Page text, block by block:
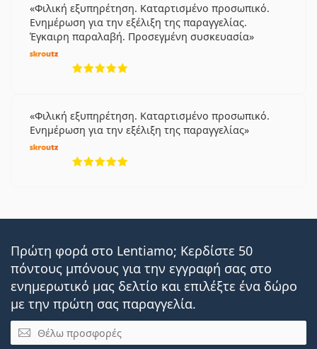
Φιλική εξυπηρέτηση. Καταρτισμένο προσωπικό.
Ενημέρωση για την εξέλιξη της παραγγελίας.
Έγκαιρη παραλαβή. Προσεγμένη συσκευασία
Φιλική εξυπηρέτηση. Καταρτισμένο προσωπικό.
Ενημέρωση για την εξέλιξη της παραγγελίας
Πρώτη φορά στο Lentiamo; Κερδίστε 50
πόντους μπόνους για την εγγραφή σας στο
ενημερωτικό μας δελτίο και επιλέξτε ένα δώρο
με την πρώτη σας παραγγελία.
Email